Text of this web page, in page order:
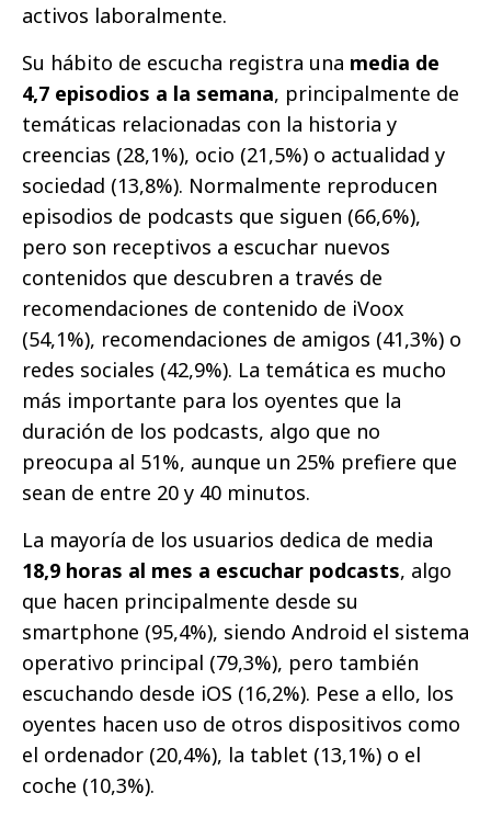
activos laboralmente.
Su hábito de escucha registra una media de
4,7 episodios a la semana, principalmente de
temáticas relacionadas con la historia y
creencias (28,1%), ocio (21,5%) o actualidad y
sociedad (13,8%). Normalmente reproducen
episodios de podcasts que siguen (66,6%),
pero son receptivos a escuchar nuevos
contenidos que descubren a través de
recomendaciones de contenido de iVoox
(54,1%), recomendaciones de amigos (41,3%) o
redes sociales (42,9%). La temática es mucho
más importante para los oyentes que la
duración de los podcasts, algo que no
preocupa al 51%, aunque un 25% prefiere que
sean de entre 20 y 40 minutos.
La mayoría de los usuarios dedica de media
18,9 horas al mes a escuchar podcasts, algo
que hacen principalmente desde su
smartphone (95,4%), siendo Android el sistema
operativo principal (79,3%), pero también
escuchando desde iOS (16,2%). Pese a ello, los
oyentes hacen uso de otros dispositivos como
el ordenador (20,4%), la tablet (13,1%) o el
coche (10,3%).